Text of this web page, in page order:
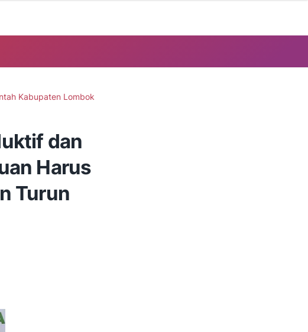
Kabupaten Lombok
dan
Harus
Turun